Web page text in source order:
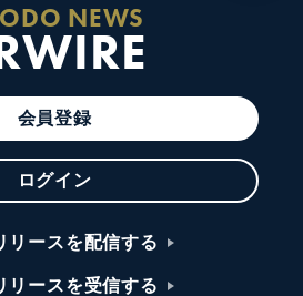
NEWS
会員登録
ログイン
リースを配信する
リースを受信する